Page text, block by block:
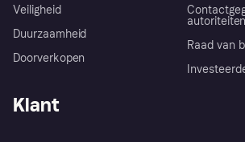
Veiligheid
Duurzaamheid
Doorverkopen
autoriteiten
Raad van
Klant